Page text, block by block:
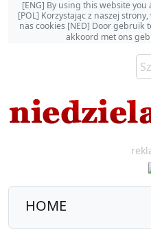
[ENG] By using this website
[POL] Korzystając z naszej
nas cookies [NED] Door gebruik
akkoord met ons
HOME